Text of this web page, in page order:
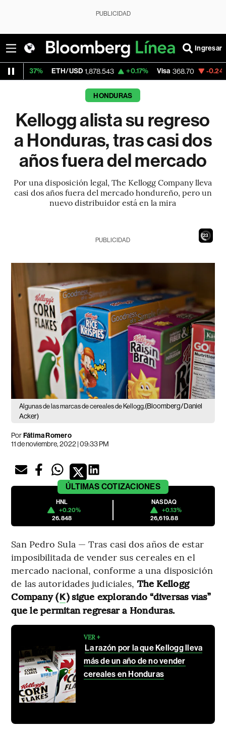
PUBLICIDAD
Ingresar
ETH/USD 1,878.543 +0.17% Visa 368.70 -0.24%
HONDURAS
Kellogg alista su regreso
a Honduras, tras casi dos
años fuera del mercado
Por una disposición legal, The Kellogg Company lleva
casi dos años fuera del mercado hondureño, pero un
nuevo distribuidor está en la mira
21
PUBLICIDAD
Algunas de las marcas de cereales de Kellogg.(Bloomberg/Daniel
Acker)
PorFátima Romero
11 de noviembre, 2022 | 09:33 PM
ÚLTIMAS COTIZACIONES
HNL
+0.20%
26.848
NASDAQ
+0.13%
26,619.88
San Pedro Sula — Tras casi dos años de estar
imposibilitada de vender sus cereales en el
mercado nacional, conforme a una disposición
de las autoridades judiciales, The Kellogg
Company (K) sigue explorando “diversas vías”
que le permitan regresar a Honduras.
VER +
La razón por la que Kellogg lleva
más de un año de no vender
cereales en Honduras